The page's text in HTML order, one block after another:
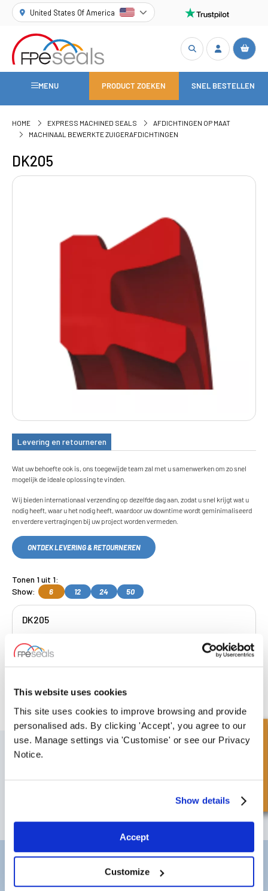
This website uses cookies
This site uses cookies to improve browsing and provide
personalised ads. By clicking 'Accept', you agree to our
use. Manage settings via 'Customise' or see our Privacy
Notice.
Show details
Accept
Customize
United States Of America
MENU PRODUCT ZOEKEN SNEL BESTELLEN
HOME EXPRESS MACHINED SEALS
AFDICHTINGEN OP MAAT
MACHINAAL BEWERKTE ZUIGERAFDICHTINGEN
DK205
Levering en retourneren
Wat uw behoefte ook is, ons toegewijde team zal met u samenwerken om zo snel
mogelijk de ideale oplossing te vinden.
Wij bieden internationaal verzending op dezelfde dag aan, zodat u snel krijgt wat u
nodig heeft, waar u het nodig heeft, waardoor uw downtime wordt geminimaliseerd
en verdere vertragingen bij uw project worden vermeden.
ONTDEK LEVERING & RETOURNEREN
Tonen 1 uit 1:
Show:
6 12 24 50
DK205
Gratis collectiebeschikbaar, OF kies
volgende dag geleverd.
SCHRIJF JE IN VOOR ONZE NIEUWSBRIEF
Darlington
+44 (0) 1325 282732
Email:sales@fpeseals.com
Doncaster
Telefoon:
Email:
Snel onderzoek